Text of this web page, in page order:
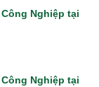
Nghiệp tại
Nghiệp tại